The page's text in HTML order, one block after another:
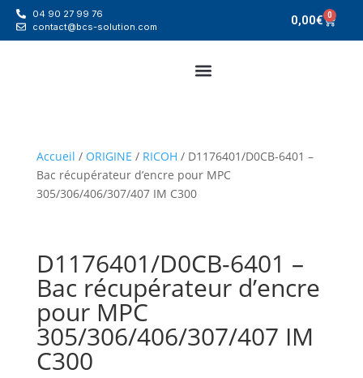
04 90 27 99 76
contact@bcs-solution.com
0,00€ 0
Accueil / ORIGINE / RICOH / D1176401/D0CB-6401 –
Bac récupérateur d’encre pour MPC
305/306/406/307/407 IM C300
D1176401/D0CB-6401 –
Bac récupérateur d’encre
pour MPC
305/306/406/307/407 IM
C300